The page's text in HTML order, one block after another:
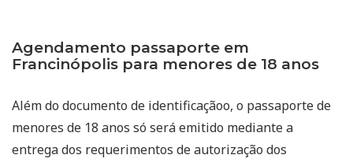
Agendamento passaporte em
Francinópolis para menores de 18 anos
Além do documento de identificaçãoo, o passaporte de
menores de 18 anos só será emitido mediante a
entrega dos requerimentos de autorização dos